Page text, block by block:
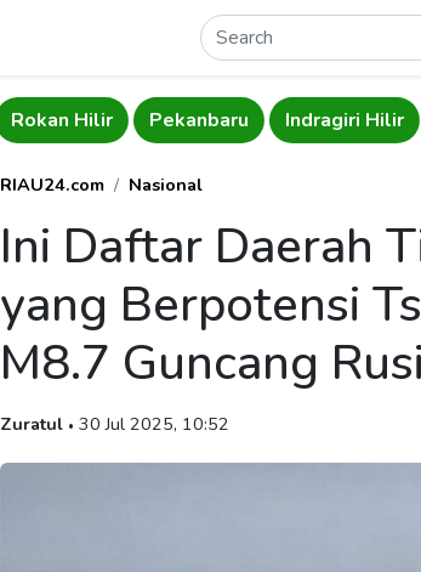
Rokan Hilir Pekanbaru Indragiri Hilir
RIAU24.com Nasional
Ini Daftar Daerah
yang Berpotensi
M8.7 Guncang
Zuratul • 30 Jul 2025, 10:52